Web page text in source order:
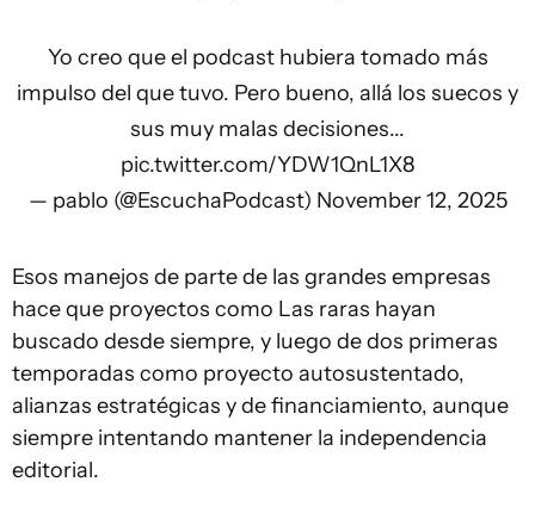
Yo creo que el podcast hubiera tomado más
impulso del que tuvo. Pero bueno, allá los suecos y
sus muy malas decisiones...
pic.twitter.com/YDW1QnL1X8
— pablo (@EscuchaPodcast) November 12, 2025
Esos manejos de parte de las grandes empresas
hace que proyectos como Las raras hayan
buscado desde siempre, y luego de dos primeras
temporadas como proyecto autosustentado,
alianzas estratégicas y de financiamiento, aunque
siempre intentando mantener la independencia
editorial.